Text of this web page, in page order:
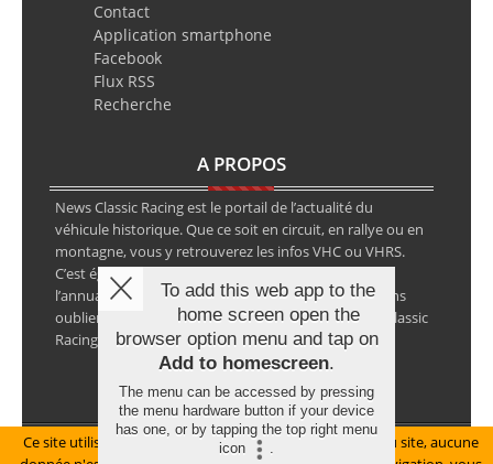
Contact
Application smartphone
Facebook
Flux RSS
Recherche
A PROPOS
News Classic Racing est le portail de l’actualité du
véhicule historique. Que ce soit en circuit, en rallye ou en
montagne, vous y retrouverez les infos VHC ou VHRS.
C’est également le calendrier des épreuves ainsi que
l’annuaire des spécialistes de la voiture ancienne, sans
oublier les petites annonces avec notre partenaire Classic
Racing Annonces.
Mentions légales
Ce site utilise des cookies pour le bon fonctionnement du site, aucune
To add this web app to the
home screen open the
browser option menu and tap on
Add to homescreen.
The menu can be accessed by pressing
the menu hardware button if your device
has one, or by tapping the top right menu
icon
.